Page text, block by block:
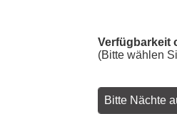
Verfügbarkeit
(Bitte wählen